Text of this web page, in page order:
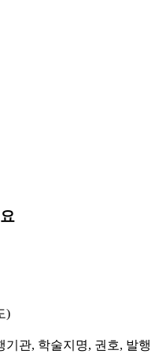
)
관, 학술지명, 권호, 발행